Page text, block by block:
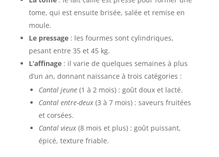
tome, qui est ensuite brisée, salée et remise en
moule.
Le pressage: les fourmes sont cylindriques,
pesant entre 35 et 45 kg.
L’affinage: il varie de quelques semaines à plus
d’un an, donnant naissance à trois catégories :
Cantal jeune(1 à 2 mois) : goût doux et lacté.
Cantal entre-deux(3 à 7 mois) : saveurs fruitées
et corsées.
Cantal vieux(8 mois et plus) : goût puissant,
épicé, texture friable.